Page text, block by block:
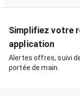
Simplifiez votre
application
Alertes offres, suivi
portée de main.